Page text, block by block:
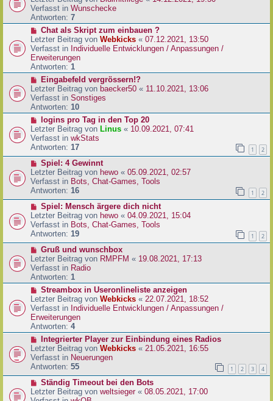
i
t
r
a
g
u
e
r
B
e
i
t
r
a
g
Verfasst in Wunschecke
Antworten: 7
N
e
u
e
r
B
e
i
t
r
a
g
Chat als Skript zum einbauen ?
Letzter Beitrag von Webkicks « 07.12.2021, 13:50
Verfasst in Individuelle Entwicklungen / Anpassungen /
Erweiterungen
Antworten: 1
N
e
u
e
r
B
e
i
t
a
g
Eingabefeld vergrössern!?
Letzter Beitrag von baecker50 « 11.10.2021, 13:06
Verfasst in Sonstiges
Antworten: 10
N
e
u
e
r
B
e
i
t
r
a
g
logins pro Tag in den Top 20
Letzter Beitrag von Linus « 10.09.2021, 07:41
Verfasst in wkStats
Antworten: 17 1 2
N
e
u
e
r
B
e
i
t
r
a
g
Spiel: 4 Gewinnt
Letzter Beitrag von hewo « 05.09.2021, 02:57
Verfasst in Bots, Chat-Games, Tools
Antworten: 16 1 2
N
e
u
e
r
B
e
i
t
a
g
Spiel: Mensch ärgere dich nicht
Letzter Beitrag von hewo « 04.09.2021, 15:04
Verfasst in Bots, Chat-Games, Tools
Antworten: 19 1 2
N
e
u
e
r
B
e
i
t
r
a
g
Gruß und wunschbox
Letzter Beitrag von RMPFM « 19.08.2021, 17:13
Verfasst in Radio
Antworten: 1
N
e
u
e
r
B
e
i
t
r
a
g
Streambox in Useronlineliste anzeigen
Letzter Beitrag von Webkicks « 22.07.2021, 18:52
Verfasst in Individuelle Entwicklungen / Anpassungen /
Erweiterungen
Antworten: 4
N
e
u
e
r
B
e
Integrierter Player zur Einbindung eines Radios
Letzter Beitrag von Webkicks « 21.05.2021, 16:55
Verfasst in Neuerungen
Antworten: 55 1 2 3 4
N
e
Ständig Timeout bei den Bots
Letzter Beitrag von weltsieger« 08.05.2021, 17:00